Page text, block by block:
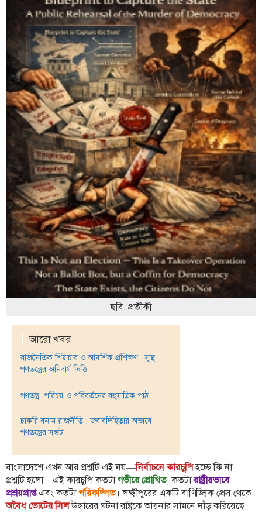
সম্পাদকীয়
অন্যান্য
আইন-
আদালত
উপ-
সম্পাদকীয়
কৃষি
প্রকৃতি
অপরাধ
চাঁদপুর
জেলার
খবর
প্রবাস
প্রযুক্তি
শিশু-
ক্যাম্পাস
সাহিত্য
সংস্কৃতি
নারী
ও
শিশু
ছবি: প্রতীকী
আরো খবর
রাজনৈতিক শিষ্টাচার ও আদর্শিক প্রশিক্ষণ : সুস্থ
গণতন্ত্রের অনিবার্য ভিত্তি
গণতন্ত্র, পরিচয় ও পরিবর্তনের বহুমাত্রিক পাঠ
চাকরি বনাম রাজনীতি : জবাবদিহিতার অভাবে
গণতন্ত্রের সঙ্কট
বাংলাদেশে এখন আর প্রশ্নটি এই নয়—নির্বাচনে কারচুপিহচ্ছে কি না।
প্রশ্নটি হলো—এই কারচুপি কতটাগভীরে প্রোথিত, কতটারাষ্ট্রীয়ভাবে
প্রশ্রয়প্রাপ্তএবং কতটাপরিকল্পিত। লক্ষ্মীপুরের একটি বাণিজ্যিক প্রেস থেকে
অবৈধ ভোটের সিলউদ্ধারের ঘটনা রাষ্ট্রকে আয়নার সামনে দাঁড় করিয়েছে।